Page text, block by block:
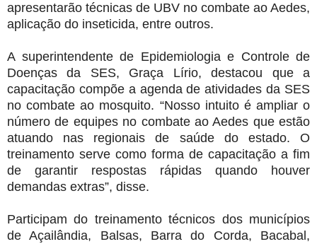
apresentarão técnicas de UBV no combate ao Aedes,
aplicação do inseticida, entre outros.
A superintendente de Epidemiologia e Controle de
Doenças da SES, Graça Lírio, destacou que a
capacitação compõe a agenda de atividades da SES
no combate ao mosquito. “Nosso intuito é ampliar o
número de equipes no combate ao Aedes que estão
atuando nas regionais de saúde do estado. O
treinamento serve como forma de capacitação a fim
de garantir respostas rápidas quando houver
demandas extras”, disse.
Participam do treinamento técnicos dos municípios
de Açailândia, Balsas, Barra do Corda, Bacabal,